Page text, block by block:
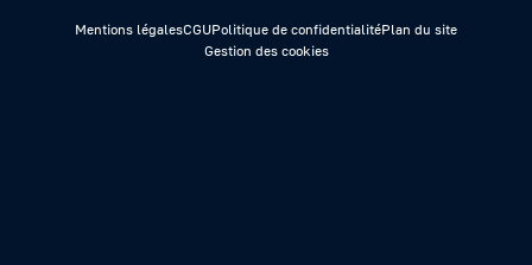
Mentions légalesCGUPolitique de confidentialitéPlan du site
Gestion des cookies